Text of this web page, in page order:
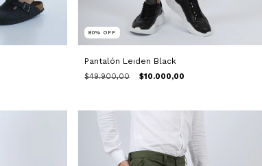
80%OFF
Pantalón Leiden Black
$49.900,00 $10.000,00